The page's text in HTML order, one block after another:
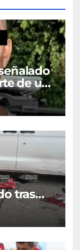
de un
tras
Ricardo